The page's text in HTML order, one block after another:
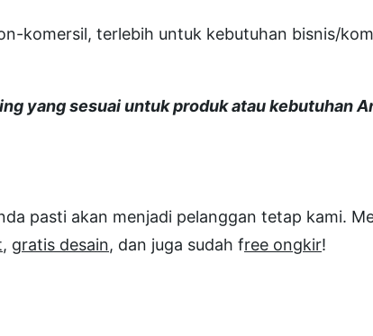
komersil, terlebih untuk kebutuhan bisnis/
yang sesuai untuk produk atau kebutuhan
pasti akan menjadi pelanggan tetap kami.
, gratis desain, dan juga sudah free ongkir!